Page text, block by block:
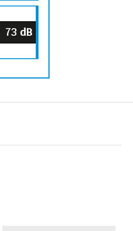
73 dB